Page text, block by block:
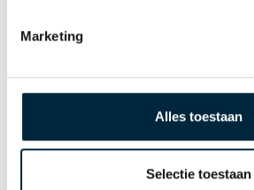
Marketing
Alles toestaan
Selectie toestaan
Country